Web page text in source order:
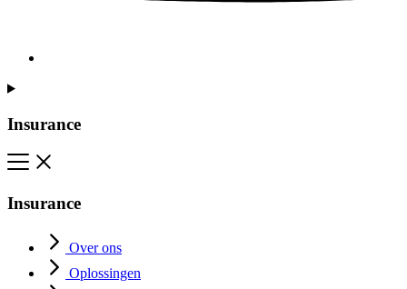
Insurance
Insurance
Over ons
Oplossingen